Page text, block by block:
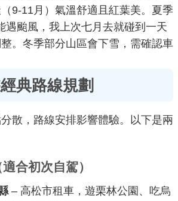
9-11月）氣溫舒適且紅葉美。夏季
遇颱風，我上次七月去就碰到一天
。冬季部分山區會下雪，需確認車
典路線規劃
散，路線安排影響體驗。以下是兩
合初次自駕）
– 高松市租車，遊栗林公園、吃烏